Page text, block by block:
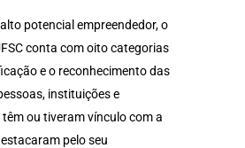
potencial empreendedor, o
conta com oito categorias
e o reconhecimento das
instituições e
ou tiveram vínculo com a
pelo seu